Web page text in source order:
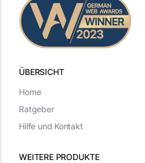
ÜBERSICHT
WEITERE PRODUKTE
Home
Ratgeber
Hilfe und Kontakt